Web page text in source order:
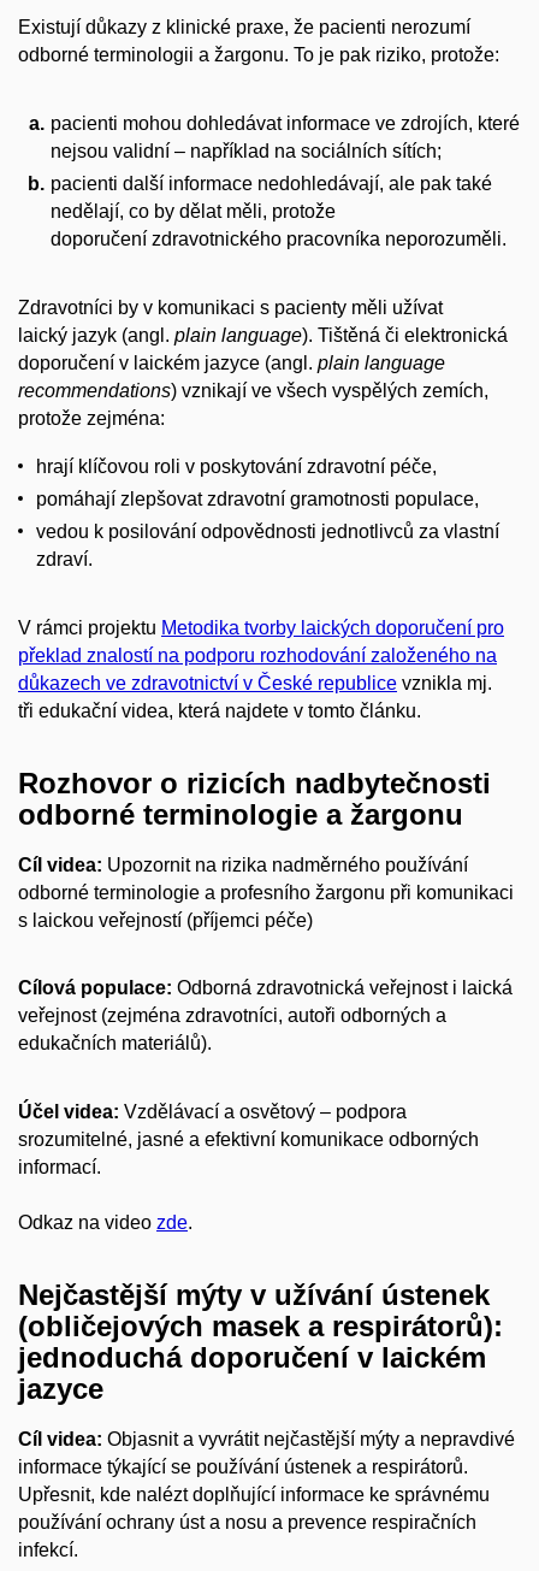
Existují důkazy z klinické praxe, že pacienti nerozumí
odborné terminologii a žargonu. To je pak riziko, protože:
pacienti mohou dohledávat informace ve zdrojích, které
nejsou validní – například na sociálních sítích;
pacienti další informace nedohledávají, ale pak také
nedělají, co by dělat měli, protože
doporučení zdravotnického pracovníka neporozuměli.
Zdravotníci by v komunikaci s pacienty měli užívat
laický jazyk (angl. plain language). Tištěná či elektronická
doporučení v laickém jazyce (angl. plain language
recommendations) vznikají ve všech vyspělých zemích,
protože zejména:
hrají klíčovou roli v poskytování zdravotní péče,
pomáhají zlepšovat zdravotní gramotnosti populace,
vedou k posilování odpovědnosti jednotlivců za vlastní
zdraví.
V rámci projektu Metodika tvorby laických doporučení pro
překlad znalostí na podporu rozhodování založeného na
důkazech ve zdravotnictví v České republice vznikla mj.
tři edukační videa, která najdete v tomto článku.
Rozhovor o rizicích nadbytečnosti
odborné terminologie a žargonu
Cíl videa: Upozornit na rizika nadměrného používání
odborné terminologie a profesního žargonu při komunikaci
s laickou veřejností (příjemci péče)
Cílová populace: Odborná zdravotnická veřejnost i laická
veřejnost (zejména zdravotníci, autoři odborných a
edukačních materiálů).
Účel videa: Vzdělávací a osvětový – podpora
srozumitelné, jasné a efektivní komunikace odborných
informací.
Odkaz na video zde.
Nejčastější mýty v užívání ústenek
(obličejových masek a respirátorů):
jednoduchá doporučení v laickém
jazyce
Cíl videa: Objasnit a vyvrátit nejčastější mýty a nepravdivé
informace týkající se používání ústenek a respirátorů.
Upřesnit, kde nalézt doplňující informace ke správnému
používání ochrany úst a nosu a prevence respiračních
infekcí.